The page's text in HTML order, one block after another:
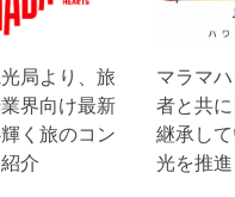
局より、旅
界向け最新
く旅のコン
介
マラマ
者と共
継承し
光を推進